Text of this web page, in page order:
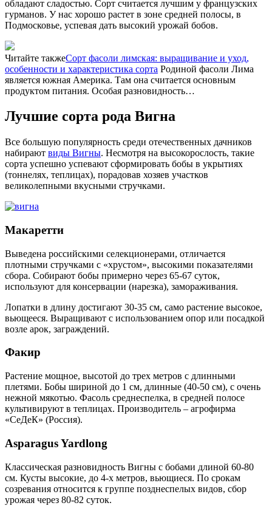
обладают сладостью. Сорт считается лучшим у французских
гурманов. У нас хорошо растет в зоне средней полосы, в
Подмосковье, успевая дать высокий урожай бобов.
Читайте такжеСорт фасоли лимская: выращивание и уход,
особенности и характеристика сорта Родиной фасоли Лима
является южная Америка. Там она считается основным
продуктом питания. Особая разновидность…
Лучшие сорта рода Вигна
Все большую популярность среди отечественных дачников
набирают виды Вигны. Несмотря на высокорослость, такие
сорта успешно успевают сформировать бобы в укрытиях
(тоннелях, теплицах), порадовав хозяев участков
великолепными вкусными стручками.
Макаретти
Выведена российскими селекционерами, отличается
плотными стручками с «хрустом», высокими показателями
сбора. Собирают бобы примерно через 65-67 суток,
используют для консервации (нарезка), замораживания.
Лопатки в длину достигают 30-35 см, само растение высокое,
вьющееся. Выращивают с использованием опор или посадкой
возле арок, заграждений.
Факир
Растение мощное, высотой до трех метров с длинными
плетями. Бобы шириной до 1 см, длинные (40-50 см), с очень
нежной мякотью. Фасоль среднеспелка, в средней полосе
культивируют в теплицах. Производитель – агрофирма
«СеДеК» (Россия).
Asparagus Yardlong
Классическая разновидность Вигны с бобами длиной 60-80
см. Кусты высокие, до 4-х метров, вьющиеся. По срокам
созревания относится к группе позднеспелых видов, сбор
урожая через 80-82 суток.